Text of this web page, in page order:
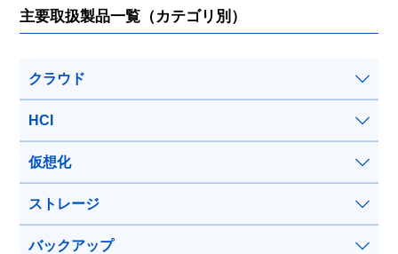
主要取扱製品一覧（カテゴリ別）
クラウド
HCI
仮想化
ストレージ
バックアップ